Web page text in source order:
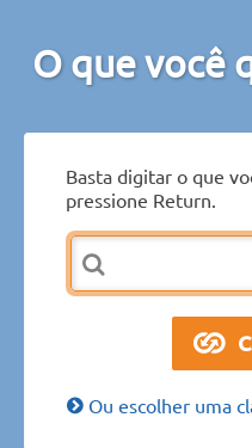
O que você
Basta digitar o que
pressione Return.
Ou escolher uma